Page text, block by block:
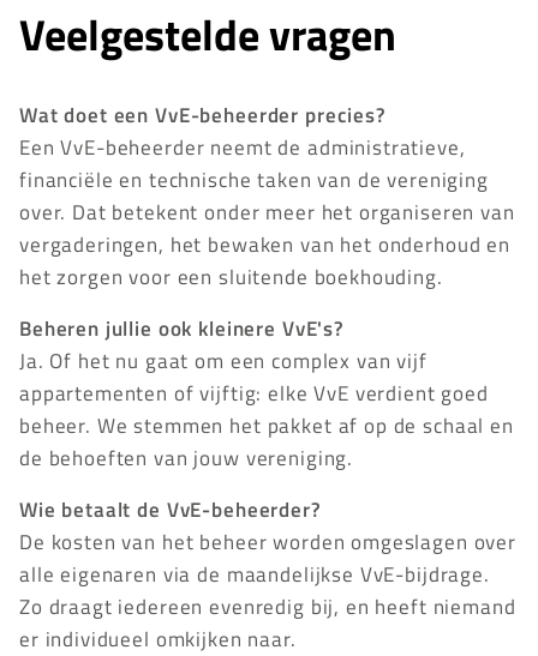
Veelgestelde vragen
Wat doet een VvE-beheerder precies?
Een VvE-beheerder neemt de administratieve,
financiële en technische taken van de vereniging
over. Dat betekent onder meer het organiseren van
vergaderingen, het bewaken van het onderhoud en
het zorgen voor een sluitende boekhouding.
Beheren jullie ook kleinere VvE's?
Ja. Of het nu gaat om een complex van vijf
appartementen of vijftig: elke VvE verdient goed
beheer. We stemmen het pakket af op de schaal en
de behoeften van jouw vereniging.
Wie betaalt de VvE-beheerder?
De kosten van het beheer worden omgeslagen over
alle eigenaren via de maandelijkse VvE-bijdrage.
Zo draagt iedereen evenredig bij, en heeft niemand
er individueel omkijken naar.